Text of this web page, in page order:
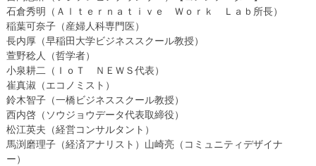
石倉秀明（Ａｌｔｅｒｎａｔｉｖｅ Ｗｏｒｋ Ｌａｂ所長）
稲葉可奈子（産婦人科専門医）
長内厚（早稲田大学ビジネススクール教授）
萱野稔人（哲学者）
小泉耕二（ＩｏＴ ＮＥＷＳ代表）
崔真淑（エコノミスト）
鈴木智子（一橋ビジネススクール教授）
西内啓（ソウジョウデータ代表取締役）
松江英夫（経営コンサルタント）
馬渕磨理子（経済アナリスト）山崎亮（コミュニティデザイナ
ー）